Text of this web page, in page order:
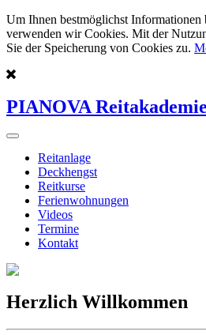
Um Ihnen bestmöglichst Informationen
verwenden wir Cookies. Mit der
Sie der Speicherung von Cookies zu.
PIANOVA Reitakademie
Reitanlage
Deckhengst
Reitkurse
Ferienwohnungen
Videos
Termine
Kontakt
Herzlich Willkommen